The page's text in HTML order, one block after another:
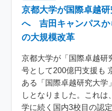
京都大学が国際卓越
へ 吉田キャンパスか
の大規模改革
京都大学が「国際卓越
号として200億円支援も
ある「国際卓越研究大学
しとなりました。これは
学に続く国内3校目の認